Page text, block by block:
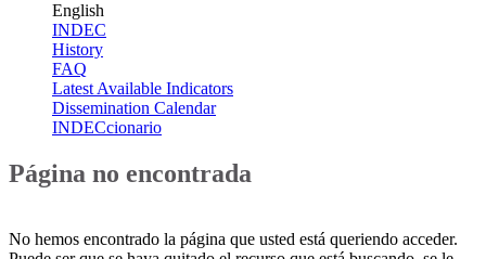
English
INDEC
History
FAQ
Latest Available Indicators
Dissemination Calendar
INDECcionario
Página no encontrada
No hemos encontrado la página que usted está queriendo acceder.